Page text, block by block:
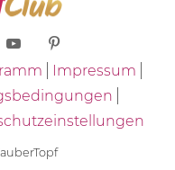
Impressum